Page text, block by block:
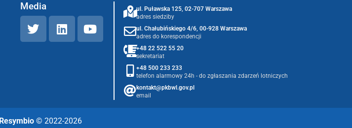
Media
ul. Puławska 125, 02-707 Warszawa
adres siedziby
ul. Chałubińskiego 4/6, 00-928 Warszawa
adres do korespondencji
+48 22 522 55 20
sekretariat
+48 500 233 233
telefon alarmowy 24h - do zgłaszania zdarzeń lotniczych
kontakt@pkbwl.gov.pl
email
Resymbio © 2022-2026